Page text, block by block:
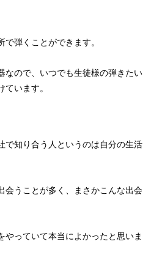
弾くことができます。
なので、いつでも生徒様の弾きたい
います。
で知り合う人というのは自分の生活
会うことが多く、まさかこんな出会
っていて本当によかったと思いま